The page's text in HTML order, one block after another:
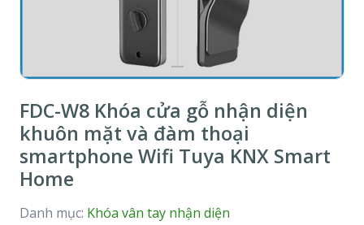
FDC-W8 Khóa cửa gỗ nhận diện
khuôn mặt và đàm thoại
smartphone Wifi Tuya KNX Smart
Home
Danh mục: Khóa vân tay nhận diện